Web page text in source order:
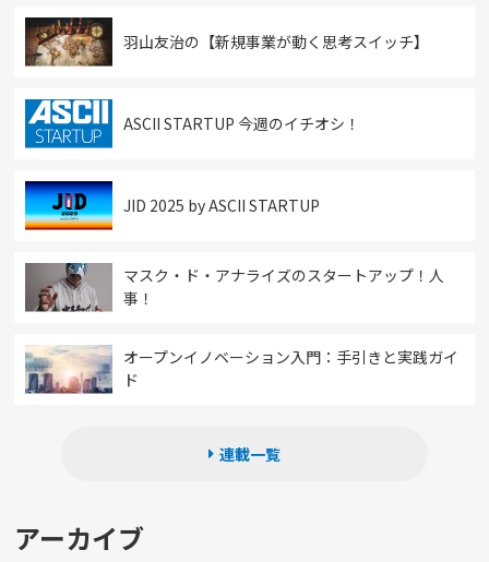
羽山友治の【新規事業が動く思考スイッチ】
ASCII STARTUP 今週のイチオシ！
JID 2025 by ASCII STARTUP
マスク・ド・アナライズのスタートアップ！人
事！
オープンイノベーション入門：手引きと実践ガイ
ド
連載一覧
アーカイブ